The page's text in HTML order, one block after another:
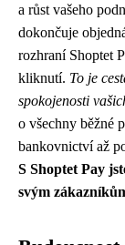
a růst vašeho
dokončuje
rozhraní Shoptet
kliknutí. To je
spokojenosti
o všechny běžné
bankovnictví až
S Shoptet Pay
svým